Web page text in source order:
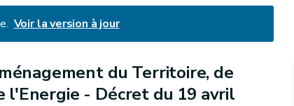
Voir la version à jour
du Territoire, de
l'Energie - Décret du 19 avril